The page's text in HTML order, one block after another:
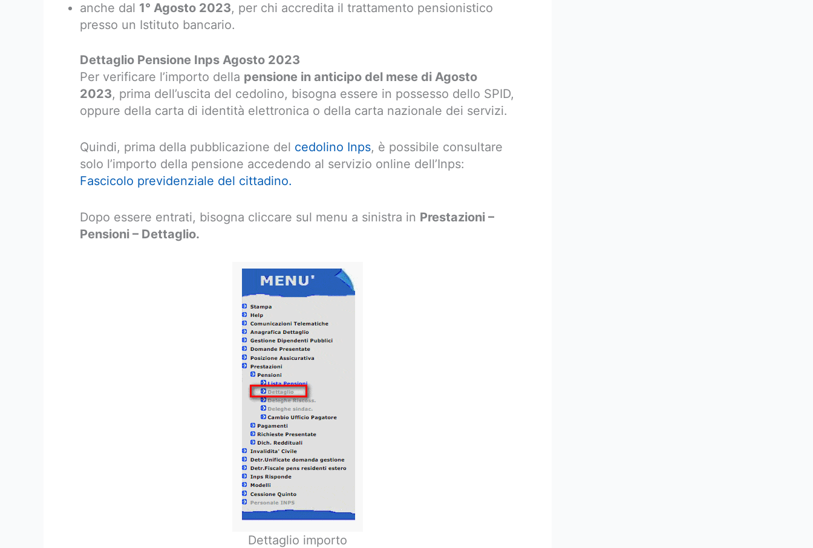
anche dal 1° Agosto 2023, per chi accredita il trattamento pensionistico
presso un Istituto bancario.
Dettaglio Pensione Inps Agosto 2023
Per verificare l’importo della pensione in anticipo del mese di Agosto
2023, prima dell’uscita del cedolino, bisogna essere in possesso dello SPID,
oppure della carta di identità elettronica o della carta nazionale dei servizi.
Quindi, prima della pubblicazione del cedolino Inps, è possibile consultare
solo l’importo della pensione accedendo al servizio online dell’Inps:
Fascicolo previdenziale del cittadino.
Dopo essere entrati, bisogna cliccare sul menu a sinistra in Prestazioni –
Pensioni – Dettaglio.
Dettaglio importo